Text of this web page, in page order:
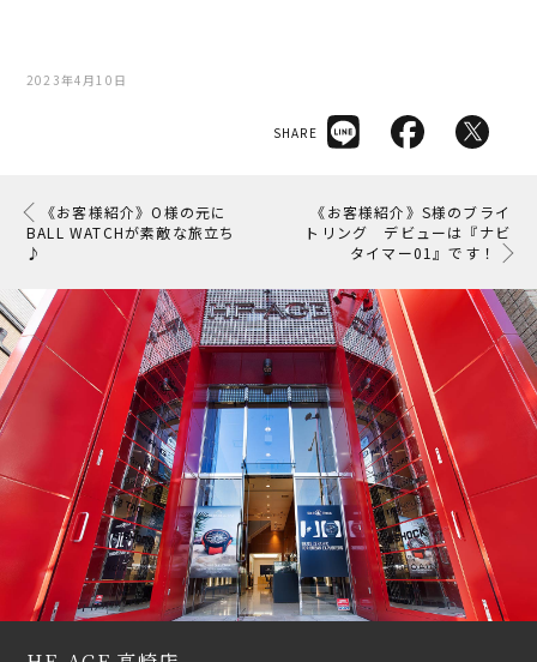
2023年4月10日
SHARE
《お客様紹介》O様の元に
BALL WATCHが素敵な旅立ち
♪
《お客様紹介》S様のブライ
トリング デビューは『ナビ
タイマー01』です！